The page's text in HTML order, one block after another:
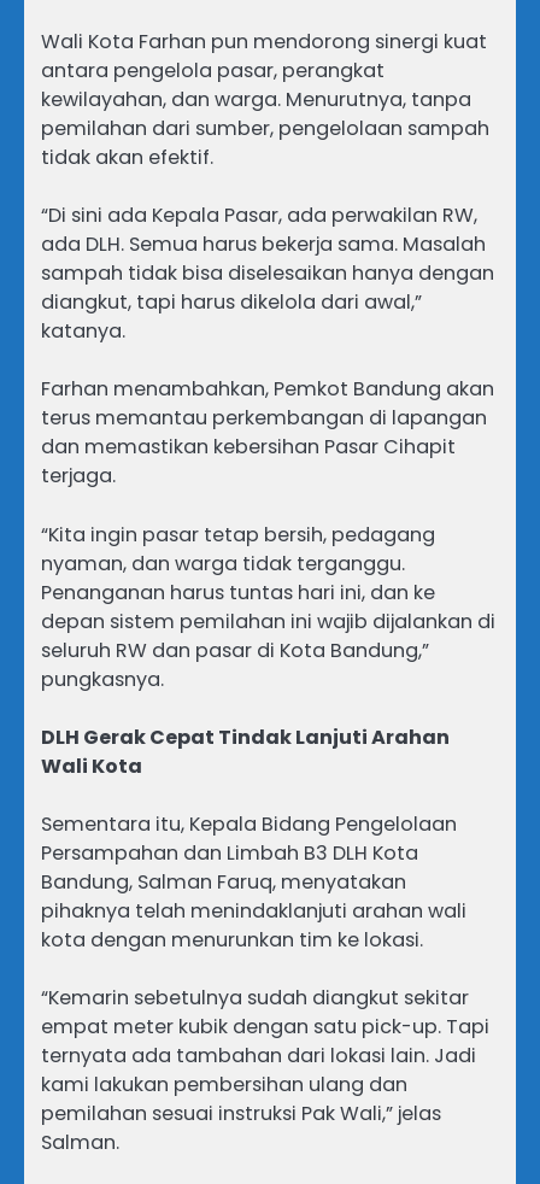
Wali Kota Farhan pun mendorong sinergi kuat
antara pengelola pasar, perangkat
kewilayahan, dan warga. Menurutnya, tanpa
pemilahan dari sumber, pengelolaan sampah
tidak akan efektif.
“Di sini ada Kepala Pasar, ada perwakilan RW,
ada DLH. Semua harus bekerja sama. Masalah
sampah tidak bisa diselesaikan hanya dengan
diangkut, tapi harus dikelola dari awal,”
katanya.
Farhan menambahkan, Pemkot Bandung akan
terus memantau perkembangan di lapangan
dan memastikan kebersihan Pasar Cihapit
terjaga.
“Kita ingin pasar tetap bersih, pedagang
nyaman, dan warga tidak terganggu.
Penanganan harus tuntas hari ini, dan ke
depan sistem pemilahan ini wajib dijalankan di
seluruh RW dan pasar di Kota Bandung,”
pungkasnya.
DLH Gerak Cepat Tindak Lanjuti Arahan
Wali Kota
Sementara itu, Kepala Bidang Pengelolaan
Persampahan dan Limbah B3 DLH Kota
Bandung, Salman Faruq, menyatakan
pihaknya telah menindaklanjuti arahan wali
kota dengan menurunkan tim ke lokasi.
“Kemarin sebetulnya sudah diangkut sekitar
empat meter kubik dengan satu pick-up. Tapi
ternyata ada tambahan dari lokasi lain. Jadi
kami lakukan pembersihan ulang dan
pemilahan sesuai instruksi Pak Wali,” jelas
Salman.